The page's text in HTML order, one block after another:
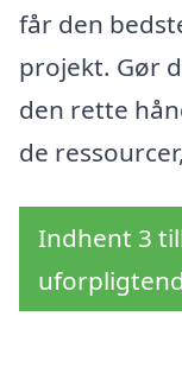
får den
projekt. Gør
den rette
de
Indhent 3